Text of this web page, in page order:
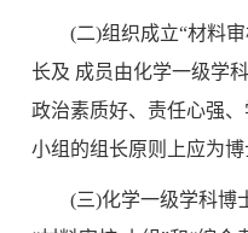
(二)组织成立“材料
长及 成员由化学一级学
政治素质好、责任心强
小组的组长原则上应为博
(三)化学一级学科博